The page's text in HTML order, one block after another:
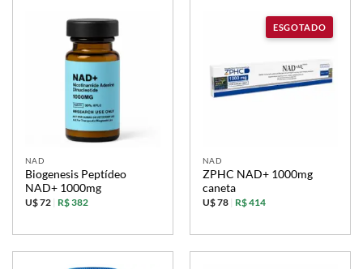
NAD
Biogenesis Peptídeo
NAD+ 1000mg
U$ 72 R$ 382
NAD
ZPHC NAD+ 1000mg
caneta
U$ 78 R$ 414